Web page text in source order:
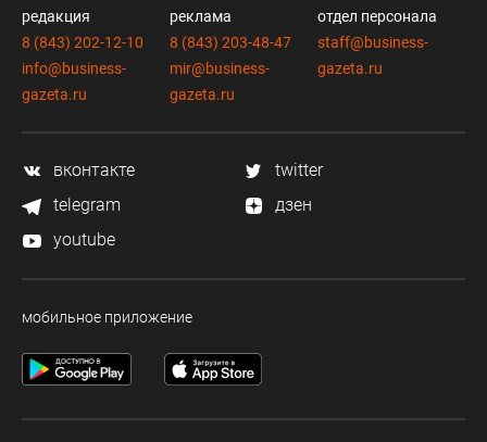
редакция
8 (843) 202-12-10
info@business-
gazeta.ru
реклама
8 (843) 203-48-47
mir@business-
gazeta.ru
отдел персонала
staff@business-
gazeta.ru
вконтакте
twitter
telegram
дзен
youtube
мобильное приложение